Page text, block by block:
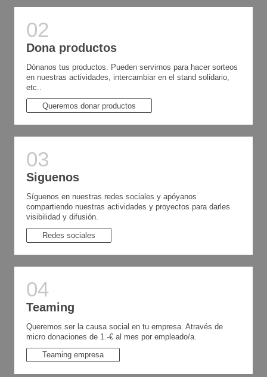
Dona productos
Dónanos tus productos. Pueden servirnos para hacer sorteos
en nuestras actividades, intercambiar en el stand solidario,
etc..
Queremos donar productos
Siguenos
Síguenos en nuestras redes sociales y apóyanos
compartiendo nuestras actividades y proyectos para darles
visibilidad y difusión.
Redes sociales
Teaming
Queremos ser la causa social en tu empresa. Através de
micro donaciones de 1.-€ al mes por empleado/a.
Teaming empresa